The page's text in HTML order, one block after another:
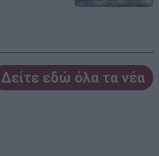
Δείτε εδώ όλα τα νέα